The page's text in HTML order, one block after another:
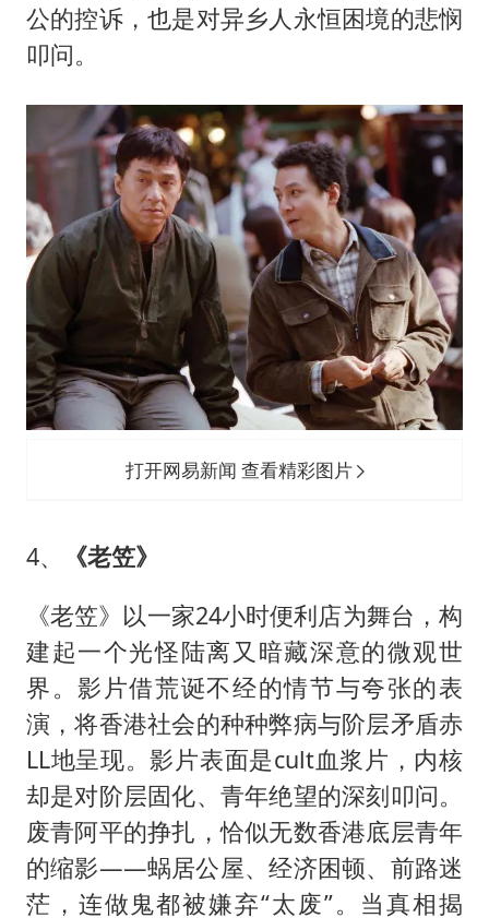
公的控诉，也是对异乡人永恒困境的悲悯
叩问。
打开网易新闻 查看精彩图片
4、
《老笠》
《老笠》以一家24小时便利店为舞台，构
建起一个光怪陆离又暗藏深意的微观世
界。影片借荒诞不经的情节与夸张的表
演，将香港社会的种种弊病与阶层矛盾赤
LL地呈现。影片表面是cult血浆片，内核
却是对阶层固化、青年绝望的深刻叩问。
废青阿平的挣扎，恰似无数香港底层青年
的缩影——蜗居公屋、经济困顿、前路迷
茫，连做鬼都被嫌弃“太废”。当真相揭